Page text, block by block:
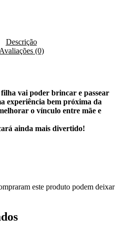
Descrição
Avaliações (0)
vai poder brincar e passear
experiência bem próxima da
o vínculo entre mãe e
ainda mais divertido!
este produto podem deixar